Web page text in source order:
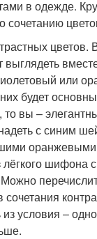
цветов.
выглядеть
или
будет
вы –
с синим
оранжевыми
лёгкого шифона
условия –